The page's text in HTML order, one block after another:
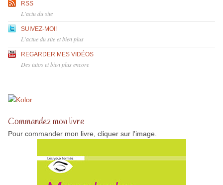
RSS
L'actu du site
SUIVEZ-MOI!
L'actue du site et bien plus
REGARDER MES VIDÉOS
Des tutos et bien plus encore
Commandez mon livre
Pour commander mon livre, cliquer sur l'image.